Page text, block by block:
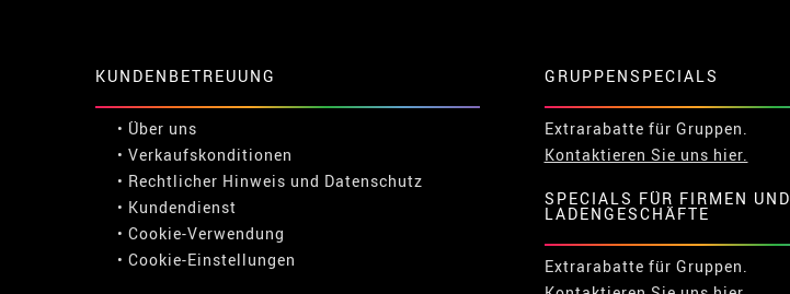
KUNDENBETREUUNG
• Über uns
• Verkaufskonditionen
• Rechtlicher Hinweis und Datenschutz
• Kundendienst
• Cookie-Verwendung
• Cookie-Einstellungen
GRUPPENSPECIALS
Extrarabatte für Gruppen.
Kontaktieren Sie uns hier.
SPECIALS FÜR FIRMEN UND
LADENGESCHÄFTE
Extrarabatte für Gruppen.